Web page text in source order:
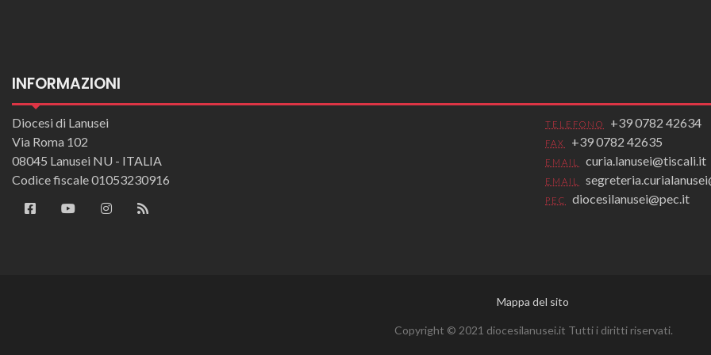
INFORMAZIONI
Diocesi di Lanusei
Via Roma 102
08045 Lanusei NU - ITALIA
Codice fiscale 01053230916
TELEFONO +39 0782 42634
FAX +39 0782 42635
EMAIL curia.lanusei@tiscali.it
EMAIL
PEC diocesilanusei@pec.it
Mappa del sito
Copyright © 2021 diocesilanusei.it Tutti i diritti riservati.